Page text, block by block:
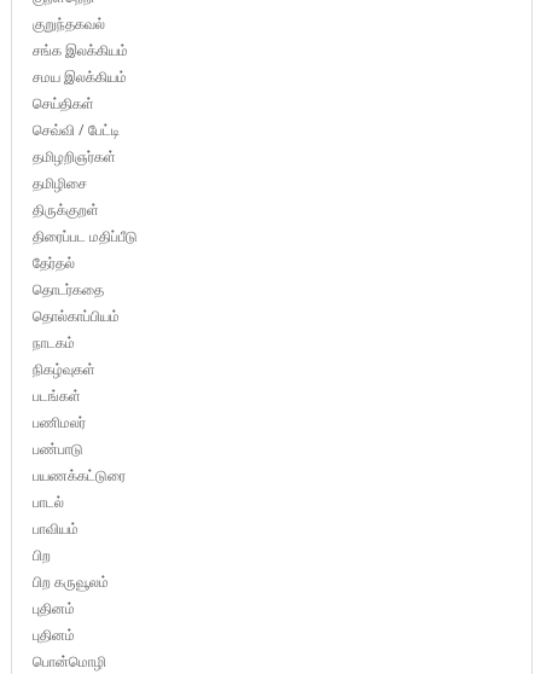
குறுந்தகவல்
சங்க இலக்கியம்
சமய இலக்கியம்
செய்திகள்
செவ்வி / பேட்டி
தமிழறிஞர்கள்
தமிழிசை
திருக்குறள்
திரைப்பட மதிப்பீடு
தேர்தல்
தொடர்கதை
தொல்காப்பியம்
நாடகம்
நிகழ்வுகள்
படங்கள்
பணிமலர்
பண்பாடு
பயணக்கட்டுரை
பாடல்
பாவியம்
பிற
பிற கருவூலம்
புதினம்
புதினம்
பொன்மொழி